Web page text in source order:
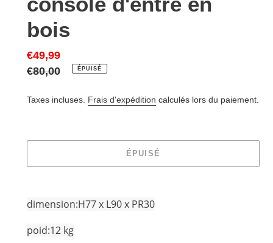
bois
Prix
réduit
€49,99
Prix
€80,00 ÉPUISÉ
Taxes incluses. Frais d'expédition calculés lors du paiement.
ÉPUISÉ
d'un
produit
votre
dimension:H77 x L90 x PR30
poid:12 kg